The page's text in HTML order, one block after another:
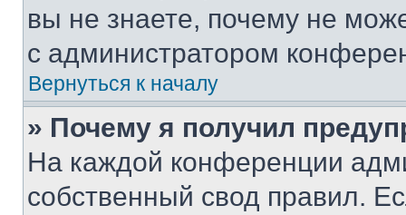
вы не знаете, почему не
с администратором
Вернуться к началу
» Почему я получил
На каждой конференции
собственный свод правил.